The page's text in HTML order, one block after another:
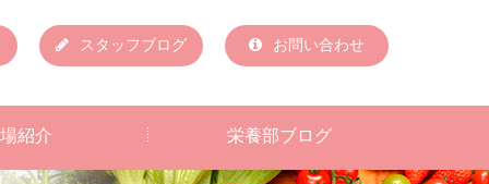
紹介 栄養部ブログ
スタッフブログ お問い合わせ